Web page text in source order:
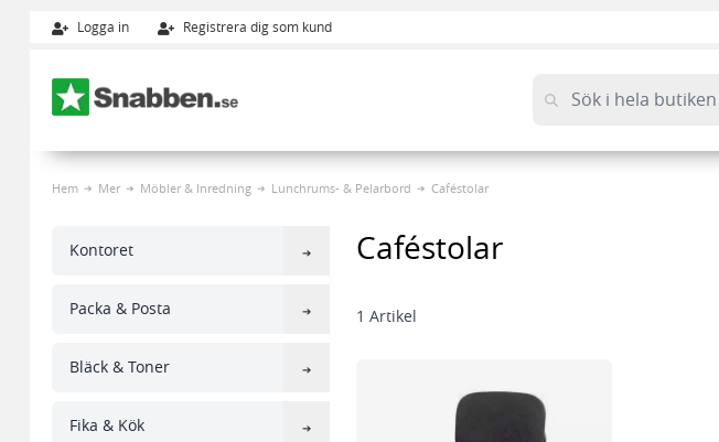
Logga in Registrera dig som kund
Hem Mer Möbler & Inredning Lunchrums- & Pelarbord Caféstolar
Kontoret
Packa & Posta
Bläck & Toner
Fika & Kök
Caféstolar
1 Artikel